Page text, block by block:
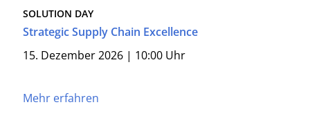
SOLUTION DAY
Strategic Supply Chain Excellence
15. Dezember 2026 | 10:00 Uhr
Mehr erfahren